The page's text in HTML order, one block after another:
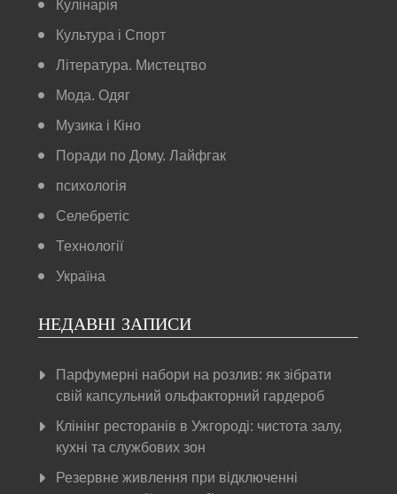
Кулінарія
Культура і Спорт
Література. Мистецтво
Мода. Одяг
Музика і Кіно
Поради по Дому. Лайфгак
психологія
Селебретіс
Технології
Україна
НЕДАВНІ ЗАПИСИ
Парфумерні набори на розлив: як зібрати
свій капсульний ольфакторний гардероб
Клінінг ресторанів в Ужгороді: чистота залу,
кухні та службових зон
Резервне живлення при відключенні